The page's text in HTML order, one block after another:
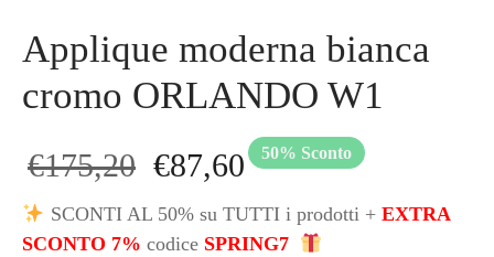
Applique moderna bianca
cromo ORLANDO W1
50% Sconto
€175,20 Il prezzo
originale
€87,60Il
prezzo
SCONTI AL 50% su TUTTI i prodotti + EXTRA
SCONTO 7% codice SPRING7